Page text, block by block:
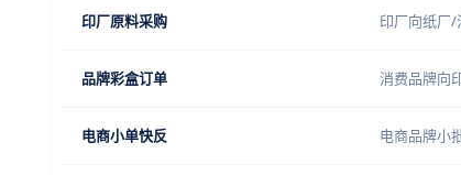
印厂原料采购 印厂向纸厂
品牌彩盒订单 消费品牌向
电商小单快反 电商品牌小